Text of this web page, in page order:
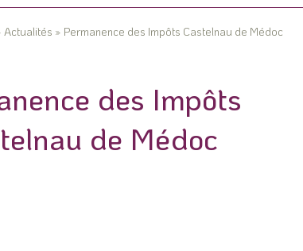
Actualités » Permanence des Impôts Castelnau de Médoc
des Impôts
de Médoc